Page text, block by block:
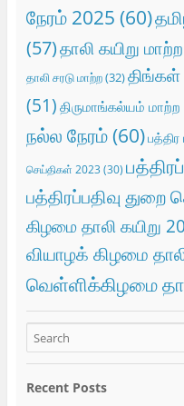
நேரம் 2025 (60)
(57)தாலி கயிறு மாற்ற
தாலி சரடு மாற்ற(32)திங்கள்
(51) திருமாங்கல்யம் மாற்ற
நல்ல நேரம்(60)
செய்திகள் 2023 (30)
பத்திரப்பதிவு
கிழமை தாலி கயிறு
வியாழக் கிழமை
வெள்ளிக்கிழமை
Recent Posts